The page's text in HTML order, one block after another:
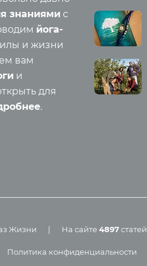
Реинкарнация
Основы йоги
Медитация
Мантры
знаниями с
йога-
и жизни
вам
и
для
.
Жизни | На сайте4897статей
Политика конфиденциальности